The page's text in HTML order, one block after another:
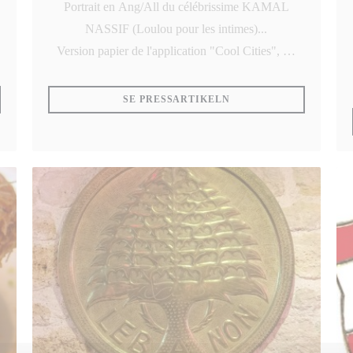
Portrait en Ang/All du célébrissime KAMAL
NASSIF (Loulou pour les intimes)...
Version papier de l'application "Cool Cities", un
et d'authenticité dans les plus belles villes du
monde
SE PRESSARTIKELN((ÖPPNAS I ETT NYTT